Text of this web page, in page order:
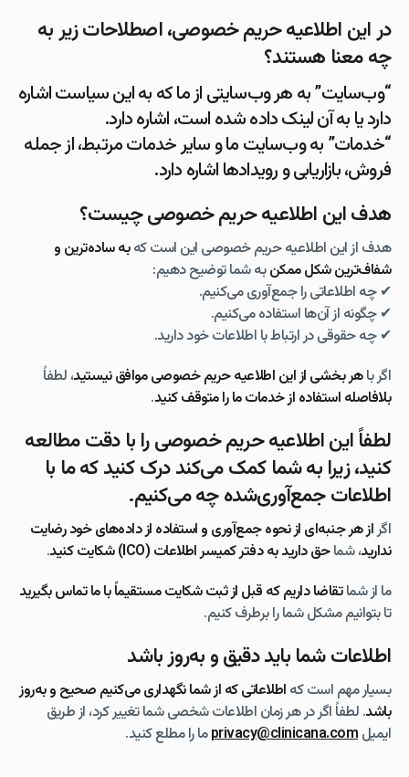
در این اطلاعیه حریم خصوصی، اصطلاحات زیر به
چه معنا هستند؟
“وب‌سایت”به هر وب‌سایتی از ما که به این سیاست اشاره
دارد یا به آن لینک داده شده است، اشاره دارد.
“خدمات”بهوب‌سایت ما و سایر خدمات مرتبط، از جمله
فروش، بازاریابی و رویدادهااشاره دارد.
هدف این اطلاعیه حریم خصوصی چیست؟
هدف از این اطلاعیه حریم خصوصی این است کهبه ساده‌ترین و
شفاف‌ترین شکل ممکنبه شما توضیح دهیم:
✔ چه اطلاعاتی را جمع‌آوری می‌کنیم.
✔ چگونه از آن‌ها استفاده می‌کنیم.
✔ چه حقوقی در ارتباط با اطلاعات خود دارید.
اگر باهر بخشی از این اطلاعیه حریم خصوصی موافق نیستید، لطفاً
بلافاصله استفاده از خدمات ما را متوقف کنید.
لطفاً این اطلاعیه حریم خصوصی را با دقت مطالعه
کنید، زیرا به شما کمک می‌کند درک کنید که ما با
اطلاعات جمع‌آوری‌شده چه می‌کنیم.
اگراز هر جنبه‌ای از نحوه جمع‌آوری و استفاده از داده‌های خود رضایت
ندارید، شماحق دارید به دفتر کمیسر اطلاعات (ICO) شکایت کنید
.
ما از شماتقاضا داریم که قبل از ثبت شکایت مستقیماً با ما تماس بگیرید
تا بتوانیم مشکل شما را برطرف کنیم.
اطلاعات شما باید دقیق و به‌روز باشد
بسیار مهم است که اطلاعاتی که از شما نگهداری می‌کنیم صحیح و به‌روز
باشد. لطفاً اگر در هر زمان اطلاعات شخصی شما تغییر کرد، از طریق
ایمیل privacy@clinicana.comما را مطلع کنید.